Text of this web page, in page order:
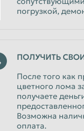
погрузкой,
ПОЛУЧИТЬ
После того как
цветного лома
получаете
Возможна
оплата.